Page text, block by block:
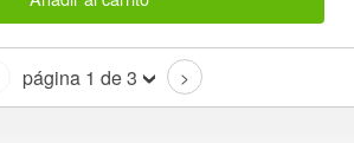
página 1 de 3 >